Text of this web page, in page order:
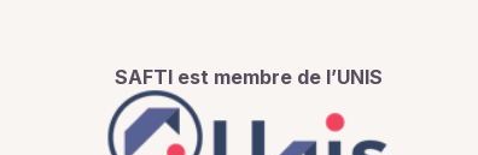
SAFTI est membre de l’UNIS